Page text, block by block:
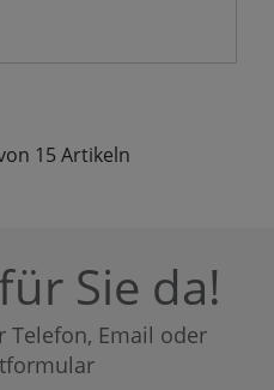
15 Artikeln
Sie da!
Telefon, Email oder